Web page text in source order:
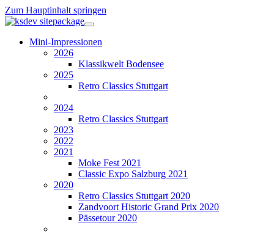
Zum Hauptinhalt springen
Mini-Impressionen
2026
Klassikwelt Bodensee
2025
Retro Classics Stuttgart
2024
Retro Classics Stuttgart
2023
2022
2021
Moke Fest 2021
Classic Expo Salzburg 2021
2020
Retro Classics Stuttgart 2020
Zandvoort Historic Grand Prix 2020
Pässetour 2020